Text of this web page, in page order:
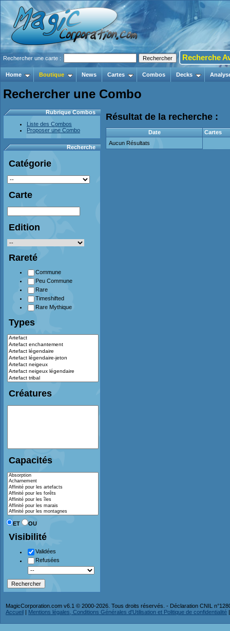
Rechercher une carte : Recherche
Home Boutique News Cartes Combos Decks
Rechercher une Combo
Rubrique Combos
Liste des Combos
Proposer une Combo
Recherche
Catégorie
Carte
Edition
Rareté
Commune
Peu Commune
Rare
Timeshifted
Rare Mythique
Types
Créatures
Capacités
ET OU
Visibilité
Validées
Refusées
Résultat de la recherche :
Date
Cartes
Aucun Résultats
MagicCorporation.com v6.1 © 2000-2026. Tous droits réservés. - Déclaration CNIL
Accueil | Mentions légales, Conditions Générales d'Utilisation et Politique de confidentialité